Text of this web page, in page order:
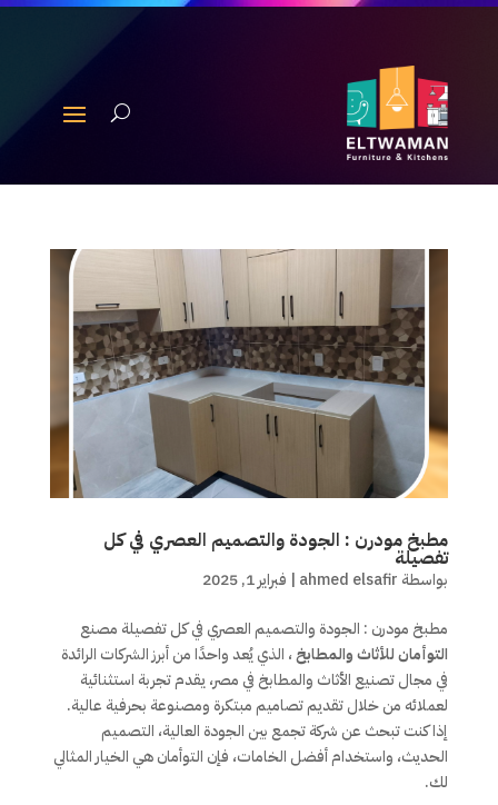
مطبخ مودرن : الجودة والتصميم العصري في كل
تفصيلة
بواسطة ahmed elsafir
| فبراير 1, 2025
مطبخ مودرن : الجودة والتصميم العصري في كل تفصيلة مصنع
التوأمان للأثاث والمطابخ، الذي يُعد واحدًا من أبرز الشركات الرائدة
في مجال تصنيع الأثاث والمطابخ في مصر، يقدم تجربة استثنائية
لعملائه من خلال تقديم تصاميم مبتكرة ومصنوعة بحرفية عالية.
إذا كنت تبحث عن شركة تجمع بين الجودة العالية، التصميم
الحديث، واستخدام أفضل الخامات، فإن التوأمان هي الخيار المثالي
لك.